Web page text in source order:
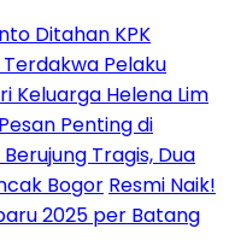
Ditahan KPK
Pelaku
Keluarga Helena Lim
Penting di
Tragis, Dua
Bogor Resmi Naik!
2025 per Batang